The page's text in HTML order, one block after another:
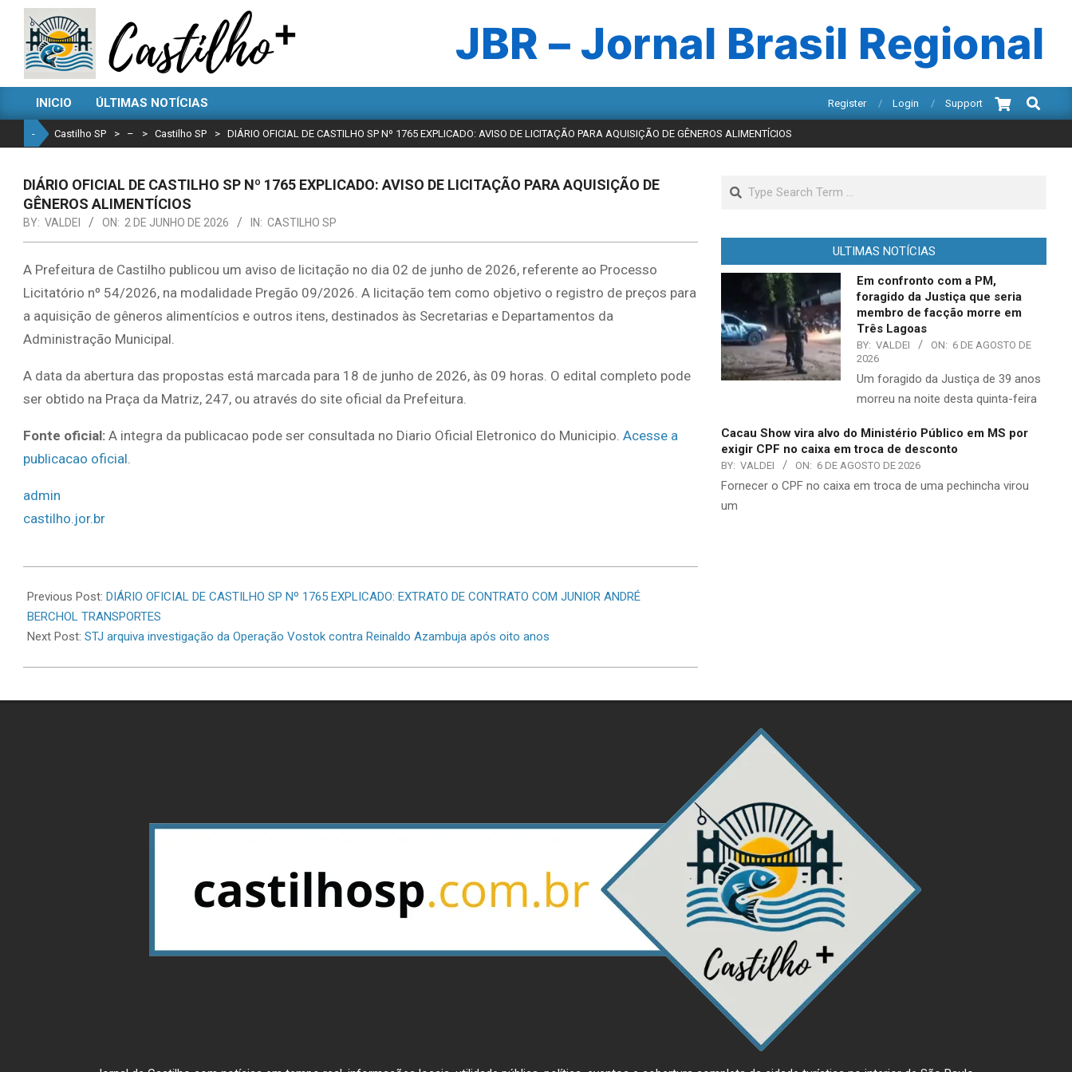
content
CASTILHO
SP
JBR – Jornal Brasil Regional
Primary
Navigation
Menu
INICIO ÚLTIMAS NOTÍCIAS Register Login Support
Search
- Castilho SP > – > Castilho SP > DIÁRIO OFICIAL DE CASTILHO SP Nº 1765 EXPLICADO: AVISO DE LICITAÇÃO PARA AQUISIÇÃO DE GÊNEROS ALIMENTÍCIOS
DIÁRIO OFICIAL DE CASTILHO SP Nº 1765 EXPLICADO: AVISO DE LICITAÇÃO PARA AQUISIÇÃO DE
GÊNEROS ALIMENTÍCIOS
BY: VALDEI ON: 2 DE JUNHO DE 2026 IN: CASTILHO SP
A Prefeitura de Castilho publicou um aviso de licitação no dia 02 de junho de 2026, referente ao Processo
Licitatório nº 54/2026, na modalidade Pregão 09/2026. A licitação tem como objetivo o registro de preços para
a aquisição de gêneros alimentícios e outros itens, destinados às Secretarias e Departamentos da
Administração Municipal.
A data da abertura das propostas está marcada para 18 de junho de 2026, às 09 horas. O edital completo pode
ser obtido na Praça da Matriz, 247, ou através do site oficial da Prefeitura.
Fonte oficial: A integra da publicacao pode ser consultada no Diario Oficial Eletronico do Municipio. Acesse a
publicacao oficial.
admin
castilho.jor.br
06-
02
Previous Post: DIÁRIO OFICIAL DE CASTILHO SP Nº 1765 EXPLICADO: EXTRATO DE CONTRATO COM JUNIOR ANDRÉ
BERCHOL TRANSPORTES
Next Post: STJ arquiva investigação da Operação Vostok contra Reinaldo Azambuja após oito anos
Search
ULTIMAS NOTÍCIAS
Em confronto com a PM,
foragido da Justiça que seria
membro de facção morre em
Três Lagoas
BY: VALDEI ON: 6 DE AGOSTO DE
2026
​Um foragido da Justiça de 39 anos
morreu na noite desta quinta-feira
Cacau Show vira alvo do Ministério Público em MS por
exigir CPF no caixa em troca de desconto
BY: VALDEI ON: 6 DE AGOSTO DE 2026
​Fornecer o CPF no caixa em troca de uma pechincha virou
um